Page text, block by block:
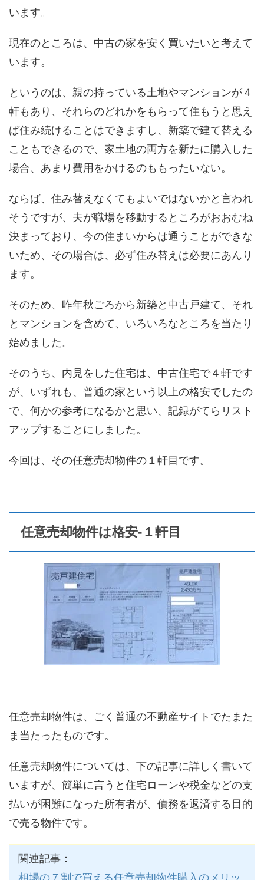
います。
現在のところは、中古の家を安く買いたいと考えて
います。
というのは、親の持っている土地やマンションが４
軒もあり、それらのどれかをもらって住もうと思え
ば住み続けることはできますし、新築で建て替える
こともできるので、家土地の両方を新たに購入した
場合、あまり費用をかけるのももったいない。
ならば、住み替えなくてもよいではないかと言われ
そうですが、夫が職場を移動するところがおおむね
決まっており、今の住まいからは通うことができな
いため、その場合は、必ず住み替えは必要にあんり
ます。
そのため、昨年秋ごろから新築と中古戸建て、それ
とマンションを含めて、いろいろなところを当たり
始めました。
そのうち、内見をした住宅は、中古住宅で４軒です
が、いずれも、普通の家という以上の格安でしたの
で、何かの参考になるかと思い、記録がてらリスト
アップすることにしました。
今回は、その任意売却物件の１軒目です。
任意売却物件は格安-１軒目
任意売却物件は、ごく普通の不動産サイトでたまた
ま当たったものです。
任意売却物件については、下の記事に詳しく書いて
いますが、簡単に言うと住宅ローンや税金などの支
払いが困難になった所有者が、債務を返済する目的
で売る物件です。
関連記事：
相場の７割で買える任意売却物件購入のメリッ